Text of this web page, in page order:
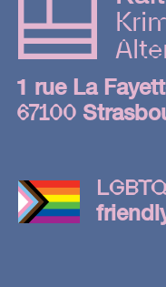
1 rue La
67100